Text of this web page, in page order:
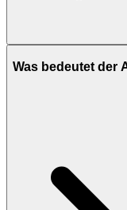
Was bedeutet der